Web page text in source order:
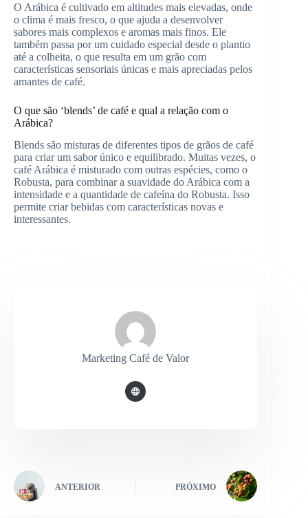
O Arábica é cultivado em altitudes mais elevadas, onde
o clima é mais fresco, o que ajuda a desenvolver
sabores mais complexos e aromas mais finos. Ele
também passa por um cuidado especial desde o plantio
até a colheita, o que resulta em um grão com
características sensoriais únicas e mais apreciadas pelos
amantes de café.
O que são ‘blends’ de café e qual a relação com o
Arábica?
Blends são misturas de diferentes tipos de grãos de café
para criar um sabor único e equilibrado. Muitas vezes, o
café Arábica é misturado com outras espécies, como o
Robusta, para combinar a suavidade do Arábica com a
intensidade e a quantidade de cafeína do Robusta. Isso
permite criar bebidas com características novas e
interessantes.
Marketing Café de Valor
ANTERIOR PRÓXIMO